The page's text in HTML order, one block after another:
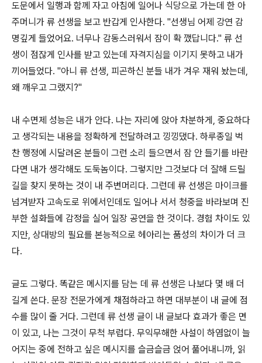
도문에서 일행과 함께 자고 아침에 일어나 식당으로 가는데 한 아
주머니가 류 선생을 보고 반갑게 인사한다. "선생님 어제 강연 감
명깊게 들었어요. 너무나 감동스러워서 잠이 확 깼답니다." 류 선
생이 점잖게 인사를 받고 있는데 자격지심을 이기지 못하고 내가
끼어들었다. "아니 류 선생, 피곤하신 분들 내가 겨우 재워 놨는데,
왜 깨우고 그랬지?"
내 수면제 성능은 내가 안다. 나는 자리에 앉아 차분하게, 중요하다
고 생각되는 내용을 정확하게 전달하려고 낑낑댔다. 하루종일 벅
찬 행정에 시달려온 분들이 그런 소리 들으면서 잠 안 들기를 바란
다면 내가 생각해도 도둑놈이다. 그렇지만 그것보다 더 잘해 드릴
길을 찾지 못하는 것이 내 주변머리다. 그런데 류 선생은 마이크를
넘겨받자 고속도로 위에서인데도 일어나 서서 청중을 바라보며 진
부한 설화들에 감정을 실어 일장 공연을 한 것이다. 경험 차이도 있
지만, 상대방의 필요를 본능적으로 헤아리는 품성의 차이가 더 크
다.
글도 그렇다. 똑같은 메시지를 담는 데 류 선생은 나보다 몇 배 더
길게 쓴다. 문장 전문가에게 채점하라고 하면 대부분이 내 글에 점
수를 많이 줄 거다. 그런데 류 선생 글이 내 글보다 효과가 좋은 면
이 있고, 나는 그것이 무척 부럽다. 무익무해한 사설이 하염없이 늘
어지는 중에 전하고 싶은 메시지를 슬금슬금 얹어 풀어내니까, 읽